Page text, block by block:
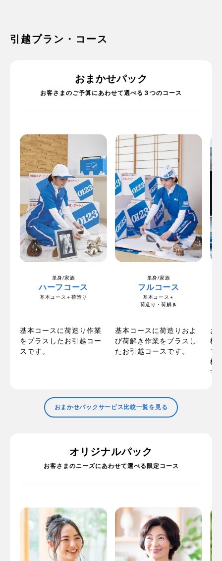
引越プラン・コース
おまかせパック
お客さまのご予算にあわせて選べる３つのコース
単身/家族
ハーフコース
基本コース＋荷造り
基本コースに荷造り作業
をプラスしたお引越コー
スです。
単身/家族
フルコース
基本コース＋
荷造り・荷解き
基本コースに荷造りおよ
び荷解き作業をプラスし
たお引越コースです。
お
梱
で
標
す
オリジナルパック
お客さまのニーズにあわせて選べる限定コース
おまかせパックサービス比較一覧を見る